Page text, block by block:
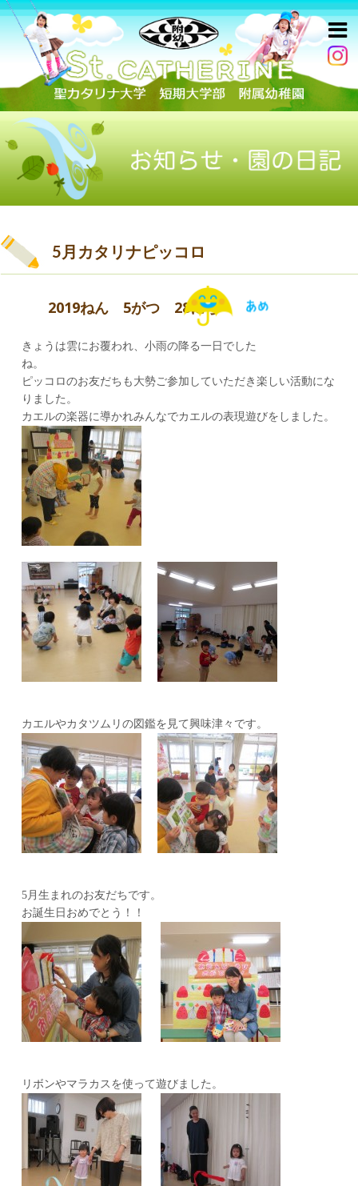
5月カタリナピッコロ
2019ねん 5がつ 28にち
きょうは雲にお覆われ、小雨の降る一日でした
ね。
ピッコロのお友だちも大勢ご参加していただき楽しい活動にな
りました。
カエルの楽器に導かれみんなでカエルの表現遊びをしました。
カエルやカタツムリの図鑑を見て興味津々です。
5月生まれのお友だちです。
お誕生日おめでとう！！
リボンやマラカスを使って遊びました。